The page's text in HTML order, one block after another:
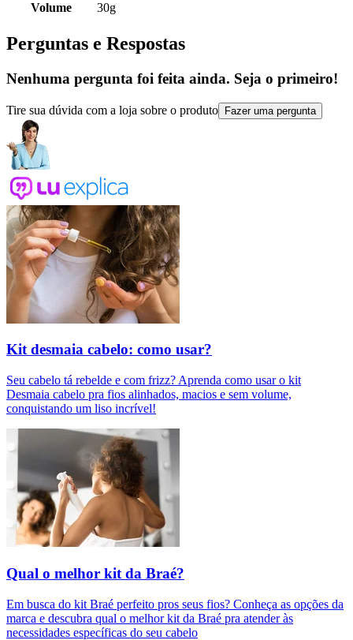
Volume
30g
Perguntas e Respostas
Nenhuma pergunta foi feita ainda. Seja o primeiro!
Tire sua dúvida com a loja sobre o produto Fazer uma pergunta
Kit desmaia cabelo: como usar?
Seu cabelo tá rebelde e com frizz? Aprenda como usar o kit
Desmaia cabelo pra fios alinhados, macios e sem volume,
conquistando um liso incrível!
Qual o melhor kit da Braé?
Em busca do kit Braé perfeito pros seus fios? Conheça as opções da
marca e descubra qual o melhor kit da Braé pra atender às
necessidades específicas do seu cabelo